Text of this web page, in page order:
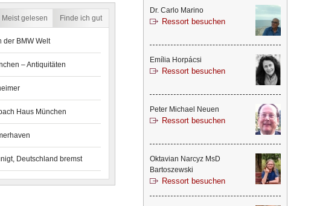
Meist gelesen Finde ich gut
der BMW Welt
– Antiquitäten
Haus München
Deutschland bremst
Dr. Carlo Marino
Ressort besuchen
Emília Horpácsi
Ressort besuchen
Peter Michael Neuen
Ressort besuchen
Oktavian Narcyz MsD
Bartoszewski
Ressort besuchen